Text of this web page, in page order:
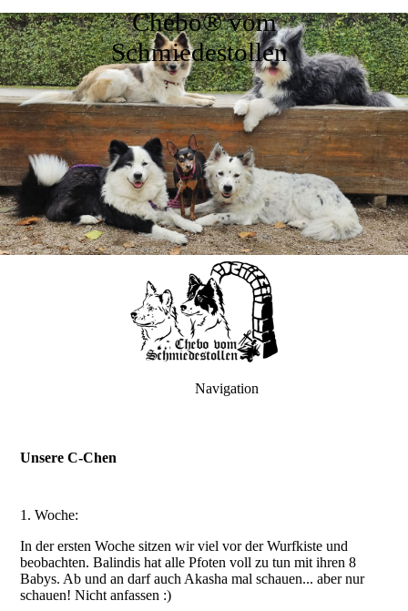
Chebo® vom
Schmiedestollen
Navigation
Unsere C-Chen
1. Woche:
In der ersten Woche sitzen wir viel vor der Wurfkiste und
beobachten. Balindis hat alle Pfoten voll zu tun mit ihren 8
Babys. Ab und an darf auch Akasha mal schauen... aber nur
schauen! Nicht anfassen :)